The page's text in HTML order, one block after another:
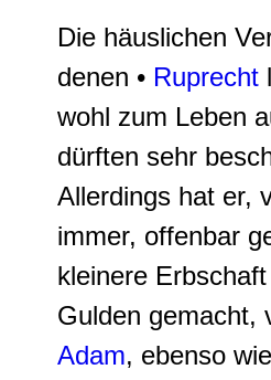
Die häuslichen
denen • Ruprecht
wohl zum Leben
dürften sehr
Allerdings hat er,
immer, offenbar
kleinere
Gulden gemacht,
Adam, ebenso